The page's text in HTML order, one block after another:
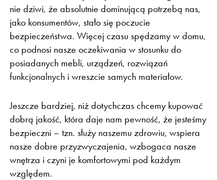
nie dziwi, że absolutnie dominującą potrzebą nas,
jako konsumentów, stało się poczucie
bezpieczeństwa. Więcej czasu spędzamy w domu,
co podnosi nasze oczekiwania w stosunku do
posiadanych mebli, urządzeń, rozwiązań
funkcjonalnych i wreszcie samych materiałow.
Jeszcze bardziej, niż dotychczas chcemy kupować
dobrą jakość, która daje nam pewność, że jesteśmy
bezpieczni – tzn. służy naszemu zdrowiu, wspiera
nasze dobre przyzwyczajenia, wzbogaca nasze
wnętrza i czyni je komfortowymi pod każdym
względem.